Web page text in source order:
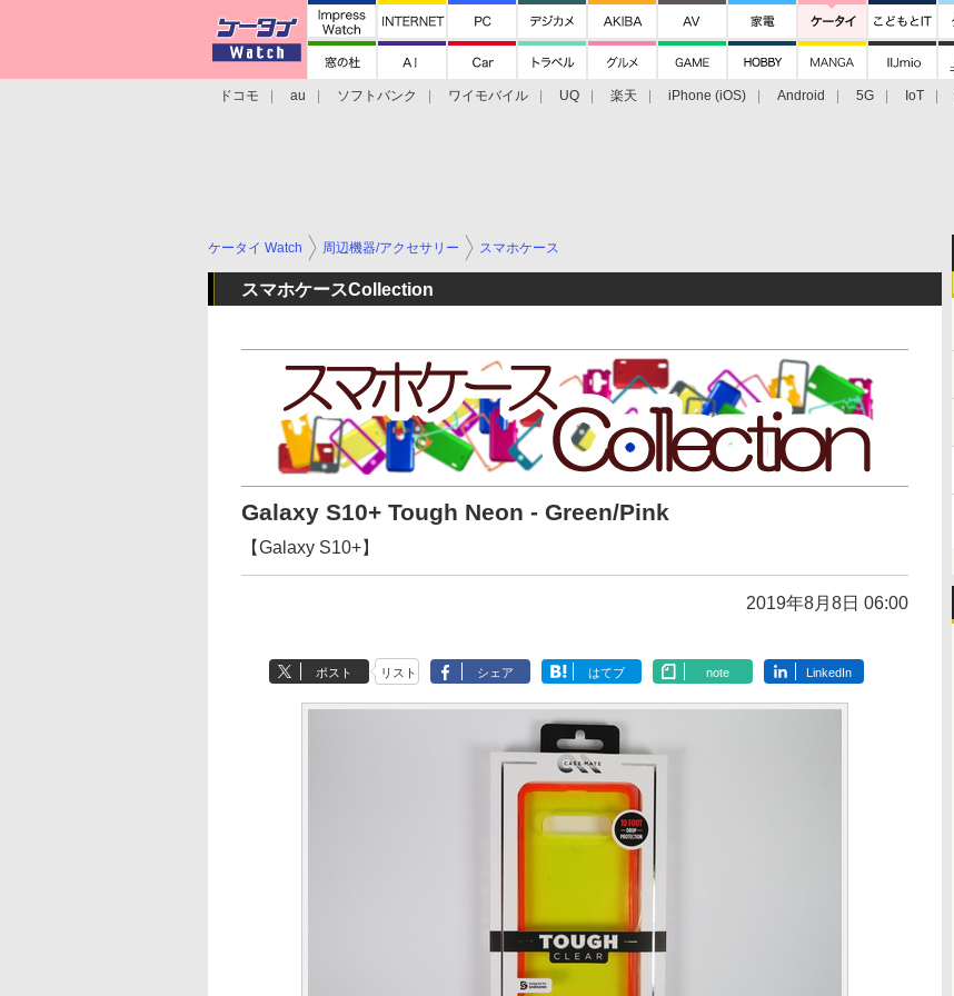
ドコモ au ソフトバンク ワイモバイル UQ 楽天 iPhone (iOS) Android 5G IoT
ケータイ Watch 周辺機器/アクセサリー スマホケース
スマホケースCollection
Galaxy S10+ Tough Neon - Green/Pink
【Galaxy S10+】
2019年8月8日 06:00
ポスト リスト シェア はてブ note LinkedIn